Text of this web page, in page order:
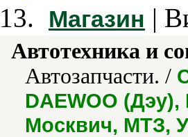
13. Магазин |
Автотехника и
Автозапчасти. /
DAEWOO
Москвич, МТЗ,